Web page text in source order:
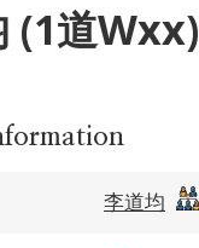
(1道Wxx)
李道均